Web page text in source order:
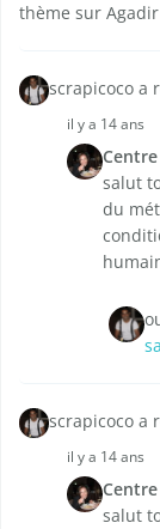
thème sur
scrapicoco a
il y a 14 ans
salut
du
scrapicoco a
il y a 14 ans
salut